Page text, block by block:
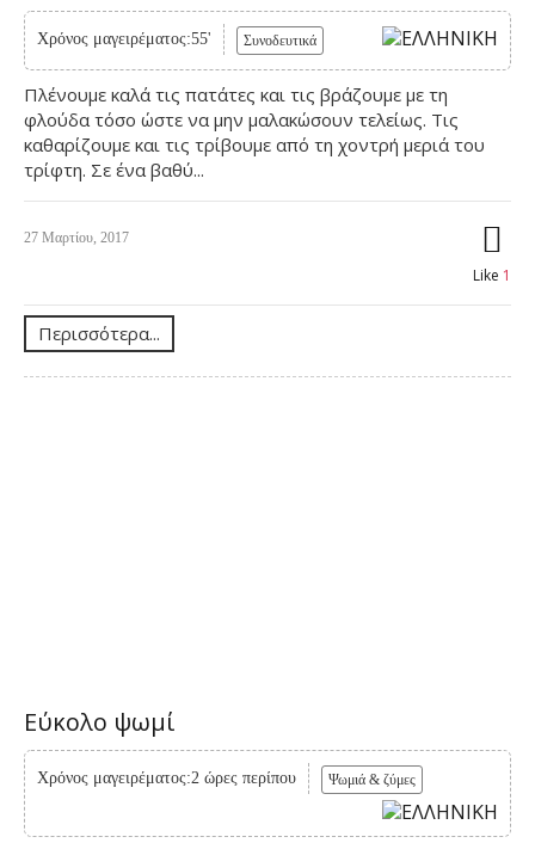
Χρόνος μαγειρέματος:55' Συνοδευτικά
Πλένουμε καλά τις πατάτες και τις βράζουμε με τη
φλούδα τόσο ώστε να μην μαλακώσουν τελείως. Τις
καθαρίζουμε και τις τρίβουμε από τη χοντρή μεριά του
τρίφτη. Σε ένα βαθύ...
27 Μαρτίου, 2017
Like 1
Περισσότερα...
Εύκολο ψωμί
Χρόνος μαγειρέματος:2 ώρες περίπου Ψωμιά & ζύμες